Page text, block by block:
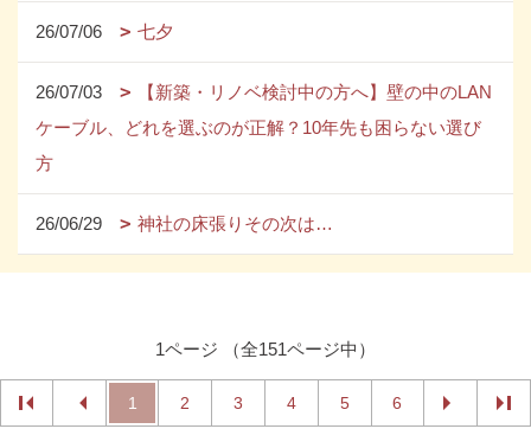
26/07/06 七夕
26/07/03
【新築・リノベ検討中の方へ】壁の中のLAN
ケーブル、どれを選ぶのが正解？10年先も困らない選び
方
26/06/29 神社の床張りその次は…
1ページ （全151ページ中）
1 2 3 4 5 6